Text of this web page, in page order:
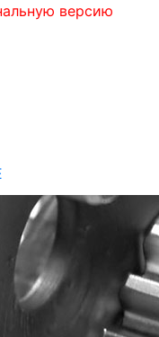
версию